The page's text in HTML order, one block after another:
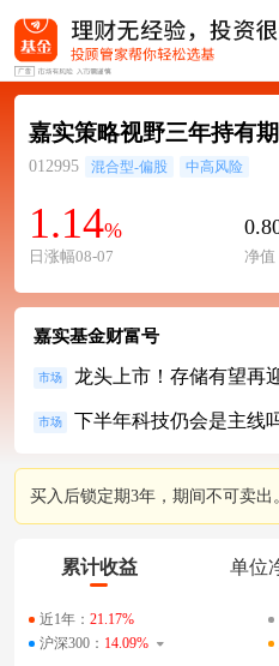
嘉实策略视野三年持有
012995 混合型-偏股 中高风险
1.14%
日涨幅08-07 净值
嘉实基金财富号
市场 龙头上市！存储有望再
市场 下半年科技仍会是主线
买入后锁定期3年，期间不可卖出
累计收益 单位
近1年： 21.17%
沪深300： 14.09%